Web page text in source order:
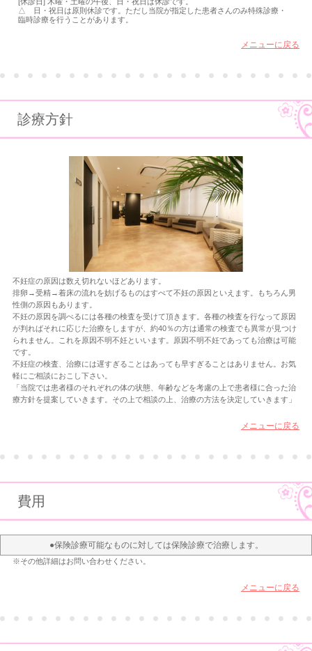
△ 日・祝日は原則休診です。ただし当院が指定した患者さんのみ特殊診療・
臨時診療を行うことがあります。
メニューに戻る
診療方針
不妊症の原因は数え切れないほどあります。
排卵→受精→着床の流れを妨げるものはすべて不妊の原因といえます。もちろん男
性側の原因もあります。
不妊の原因を調べるには各種の検査を受けて頂きます。各種の検査を行なって原因
が判ればそれに応じた治療をしますが、約40％の方は通常の検査でも異常が見つけ
られません。これを原因不明不妊といいます。原因不明不妊であっても治療は可能
です。
不妊症の検査、治療には遅すぎることはあっても早すぎることはありません。お気
軽にご相談におこし下さい。
「当院では患者様のそれぞれの体の状態、年齢などを考慮の上で患者様に合った治
療方針を提案していきます。その上で相談の上、治療の方法を決定していきます」
メニューに戻る
費用
●保険診療可能なものに対しては保険診療で治療します。
※その他詳細はお問い合わせください。
メニューに戻る